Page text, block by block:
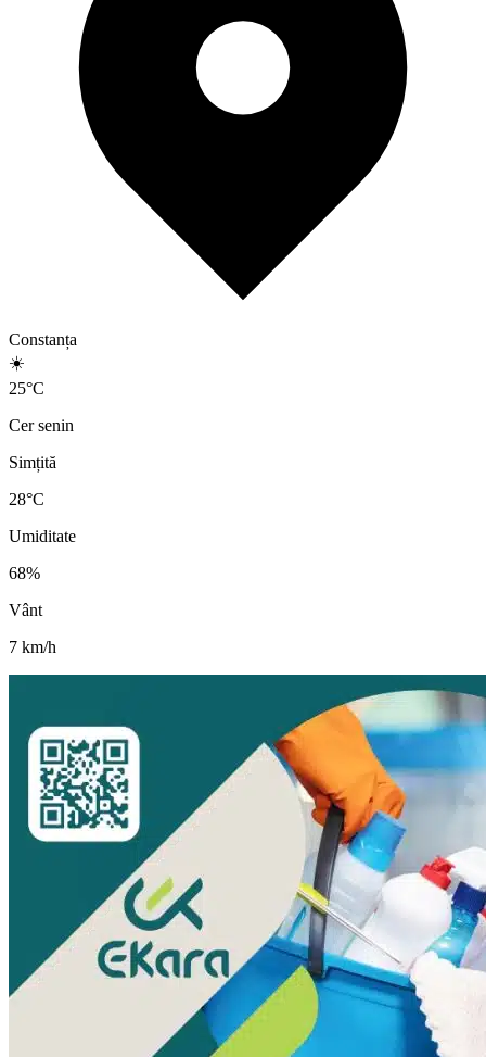
Constanța
☀️
25°C
Cer senin
Simțită
28°C
Umiditate
68%
Vânt
7 km/h